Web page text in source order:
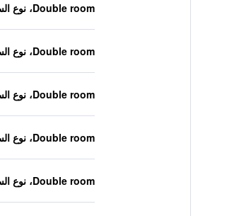
Double room، نوع السرير غير معروف
Double room، نوع السرير غير معروف
Double room، نوع السرير غير معروف
Double room، نوع السرير غير معروف
Double room، نوع السرير غير معروف